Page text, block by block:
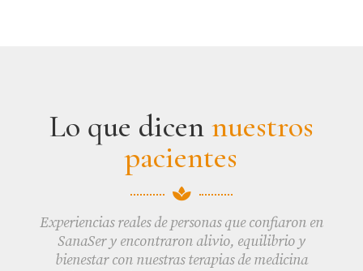
Lo que dicennuestros
pacientes

Experiencias reales de personas que confiaron en
SanaSer y encontraron alivio, equilibrio y
bienestar con nuestras terapias de medicina